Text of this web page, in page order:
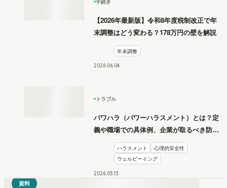
【2026年最新版】令和8年度税制改正で年
末調整はどう変わる？178万円の壁を解説
年末調整
2026.06 04
トラブル
パワハラ（パワーハラスメント）とは？定
義や職場での具体例、企業が取るべき防止
措置を学ぶ
ハラスメント
心理的安全性
ウェルビーイング
2026 0313
資料